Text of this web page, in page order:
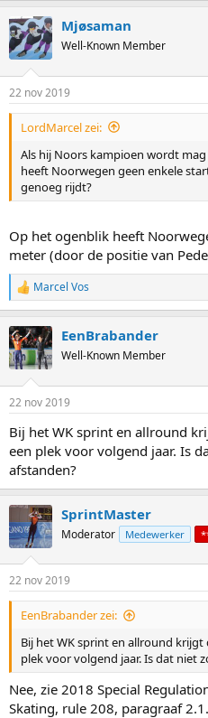
Mjøsaman
Well-Known Member
22 nov 2019
LordMarcel zei:
Als hij Noors kampioen wordt
heeft Noorwegen geen enkele
genoeg rijdt?
Op het ogenblik heeft
meter (door de positie van
R
e
c
t
i
s
Marcel Vos
EenBrabander
Well-Known Member
22 nov 2019
Bij het WK sprint en allround
een plek voor volgend jaar. Is
afstanden?
SprintMaster
Moderator Medewerker
22 nov 2019
EenBrabander zei:
Bij het WK sprint en allround
plek voor volgend jaar. Is dat niet
Nee, zie 2018 Special
Skating, rule 208, paragraaf